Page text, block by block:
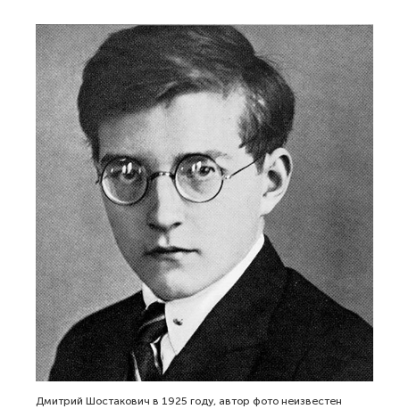
Дмитрий Шостакович в 1925 году, автор фото неизвестен